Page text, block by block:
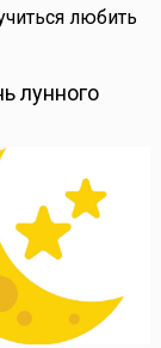
любить
лунного